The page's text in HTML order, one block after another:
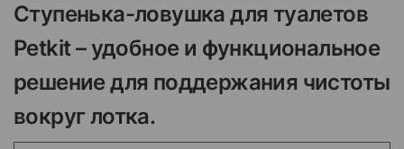
Ступенька-ловушка для туалетов
Petkit – удобное и функциональное
решение для поддержания чистоты
вокруг лотка.